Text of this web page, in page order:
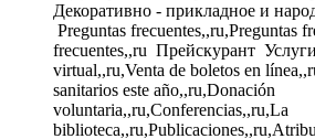
Декоративно - прикладное и
Preguntas frecuentes,,ru,Preguntas
frecuentes,,ru Прейскурант Услуги
virtual,,ru,Venta de boletos en
sanitarios este año,,ru,Donación
voluntaria,,ru,Conferencias,,ru,La